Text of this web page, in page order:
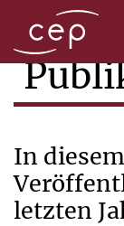
In
letzten